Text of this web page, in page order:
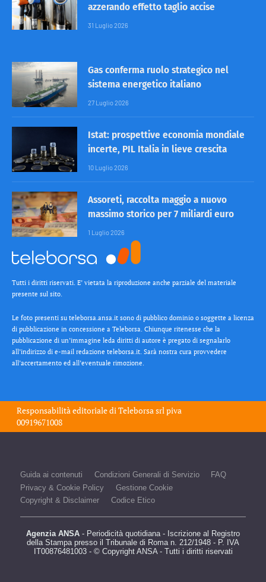
azzerando effetto taglio accise
31 Luglio 2026
Gas conferma ruolo strategico nel
sistema energetico italiano
27 Luglio 2026
Istat: prospettive economia mondiale
incerte, PIL Italia in lieve crescita
10 Luglio 2026
Assoreti, raccolta maggio a nuovo
massimo storico per 7 miliardi euro
1 Luglio 2026
Tutti i diritti riservati. E’ vietata la riproduzione anche parziale del materiale
presente sul sito.
Le foto presenti su teleborsa.ansa.it sono di pubblico dominio o soggette a licenza
di pubblicazione in concessione a Teleborsa. Chiunque ritenesse che la
pubblicazione di un’immagine leda diritti di autore è pregato di segnalarlo
all’indirizzo di e-mail redazione teleborsa.it. Sarà nostra cura provvedere
all’accertamento ed all’eventuale rimozione.
Responsabilità editoriale diTeleborsa srlpiva
00919671008
Guida ai contenuti Condizioni Generali di Servizio
FAQ
Privacy & Cookie Policy
Gestione Cookie
Copyright & Disclaimer
Codice Etico
Agenzia ANSA - Periodicità quotidiana - Iscrizione al Registro
della Stampa presso il Tribunale di Roma n. 212/1948 - P. IVA
IT00876481003 - © Copyright ANSA - Tutti i diritti riservati